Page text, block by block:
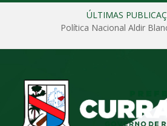
ÚLTIMAS
Política Nacional Aldir